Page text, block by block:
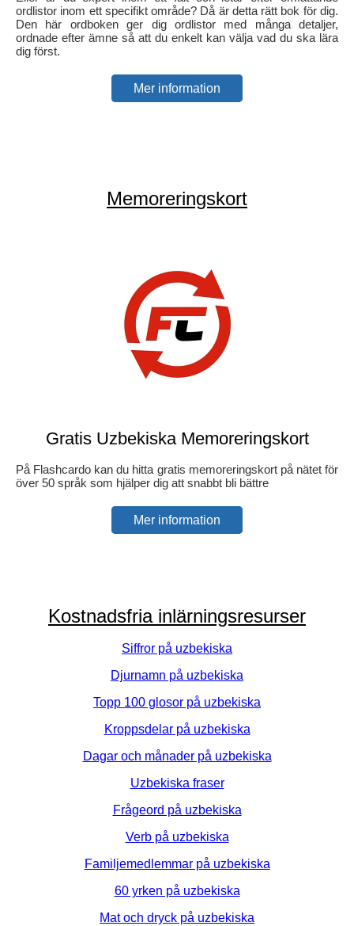
ordlistor inom ett specifikt område? Då är detta rätt bok för dig.
Den här ordboken ger dig ordlistor med många detaljer,
ordnade efter ämne så att du enkelt kan välja vad du ska lära
dig först.
Mer information
Memoreringskort
Gratis Uzbekiska Memoreringskort
På Flashcardo kan du hitta gratis memoreringskort på nätet för
över 50 språk som hjälper dig att snabbt bli bättre
Mer information
Kostnadsfria inlärningsresurser
Siffror på uzbekiska
Djurnamn på uzbekiska
Topp 100 glosor på uzbekiska
Kroppsdelar på uzbekiska
Dagar och månader på uzbekiska
Uzbekiska fraser
Frågeord på uzbekiska
Verb på uzbekiska
Familjemedlemmar på uzbekiska
60 yrken på uzbekiska
Mat och dryck på uzbekiska